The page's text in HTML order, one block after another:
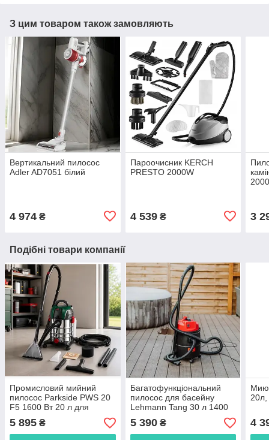
З цим товаром також замовляють
Вертикальний пилосос
Adler AD7051 білий
4 974 ₴
Пароочисник KERCH
PRESTO 2000W
4 539₴ 3
Подібні товари компанії
Промисловий мийний
пилосос Parkside PWS 20
F5 1600 Вт 20 л для
сухого, вологого
прибирання
5 895 ₴
Багатофункціональний
пилосос для басейну
Lehmann Tang 30 л 1400
Вт
5 390₴
20л,
4